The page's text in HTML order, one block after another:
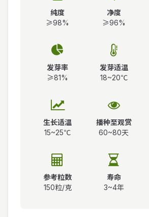
纯度
≥98%
净度
≥96%
发芽率
≥81%
发芽适温
18~20℃
生长适温
15~25℃
播种至观赏
60~80天
参考粒数
150粒/克
寿命
3~4年